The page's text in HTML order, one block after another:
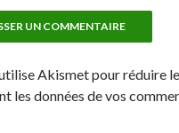
Akismet pour réduire
les données de vos